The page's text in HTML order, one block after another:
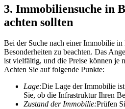
3. Immobiliensuche in
achten sollten
Bei der Suche nach einer Immobilie
Besonderheiten zu beachten. Das
ist vielfältig, und die Preise können je
Achten Sie auf folgende Punkte:
Lage:Die Lage der Immobilie
Sie, ob die Infrastruktur Ihren
Zustand der Immobilie:Prüfen